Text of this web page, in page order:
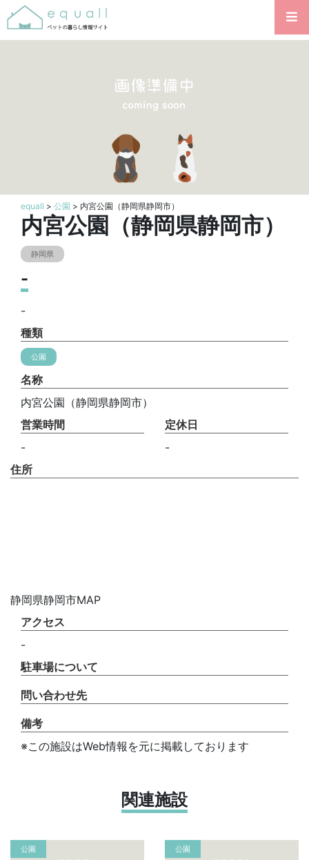
equall > 公園 > 内宮公園（静岡県静岡市）
内宮公園（静岡県静岡市）
静岡県
-
-
種類
公園
名称
内宮公園（静岡県静岡市）
営業時間
-
定休日
-
住所
静岡県静岡市MAP
アクセス
-
駐車場について
問い合わせ先
備考
※この施設はWeb情報を元に掲載しております
関連施設
公園 公園